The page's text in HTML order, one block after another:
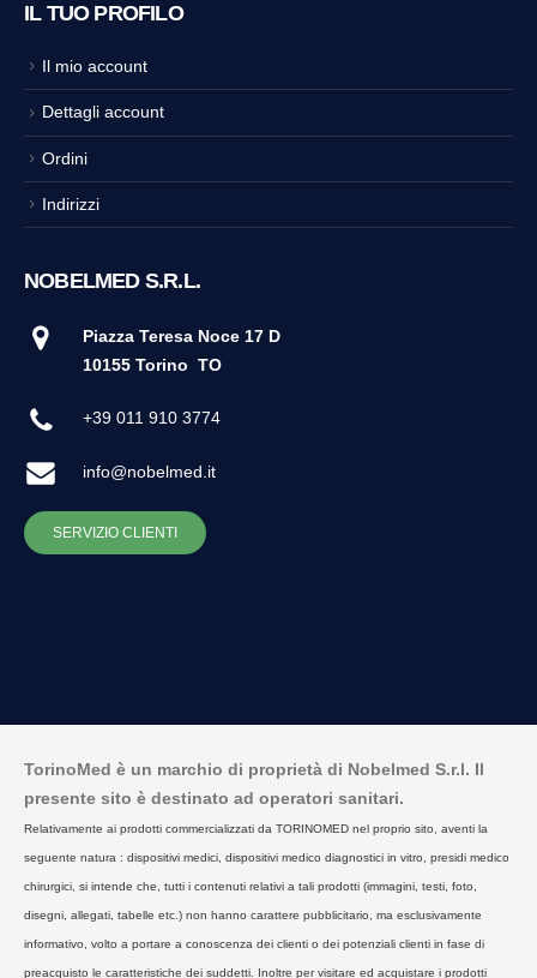
IL TUO PROFILO
Il mio account
Dettagli account
Ordini
Indirizzi
NOBELMED S.R.L.
Piazza Teresa Noce 17 D
10155 Torino TO
+39 011 910 3774
info@nobelmed.it
SERVIZIO CLIENTI
TorinoMed è un marchio di proprietà di Nobelmed S.r.l. Il
presente sito è destinato ad operatori sanitari.
Relativamente ai prodotti commercializzati da TORINOMED nel proprio sito, aventi la
seguente natura : dispositivi medici, dispositivi medico diagnostici in vitro, presidi medico
chirurgici, si intende che, tutti i contenuti relativi a tali prodotti (immagini, testi, foto,
disegni, allegati, tabelle etc.) non hanno carattere pubblicitario, ma esclusivamente
informativo, volto a portare a conoscenza dei clienti o dei potenziali clienti in fase di
preacquisto le caratteristiche dei suddetti. Inoltre per visitare ed acquistare i prodotti